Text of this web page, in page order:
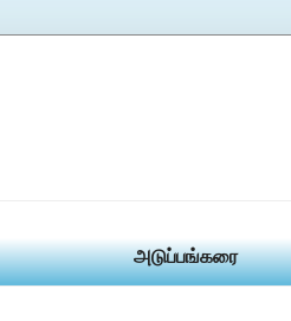
அடுப்பங்கரை